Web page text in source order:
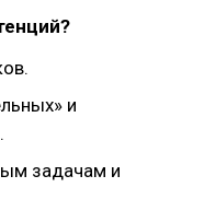
и
задачам и